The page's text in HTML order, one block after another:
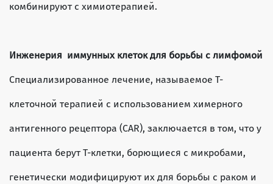
комбинируют с химиотерапией.
Инженерия иммунных клеток для борьбы с лимфомой
Специализированное лечение, называемое Т-
клеточной терапией с использованием химерного
антигенного рецептора (CAR), заключается в том, что у
пациента берут Т-клетки, борющиеся с микробами,
генетически модифицируют их для борьбы с раком и